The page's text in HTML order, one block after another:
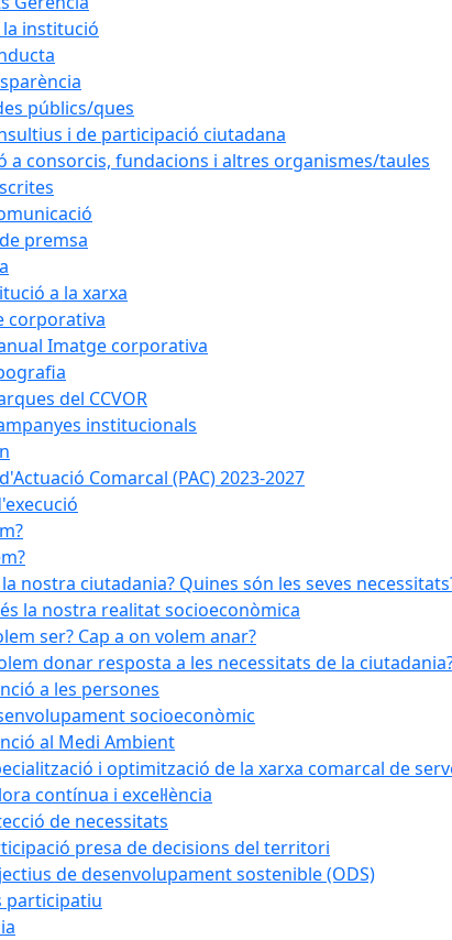
institució
públics/ques
i de participació ciutadana
a consorcis, fundacions i altres organismes/taules
premsa
a la xarxa
corporativa
Imatge corporativa
del CCVOR
institucionals
Comarcal (PAC) 2023-2027
nostra ciutadania? Quines són les seves
la nostra realitat socioeconòmica
ser? Cap a on volem anar?
donar resposta a les necessitats de la
a les persones
socioeconòmic
al Medi Ambient
i optimització de la xarxa comarcal de
contínua i excel·lència
de necessitats
presa de decisions del territori
de desenvolupament sostenible (ODS)
participatiu